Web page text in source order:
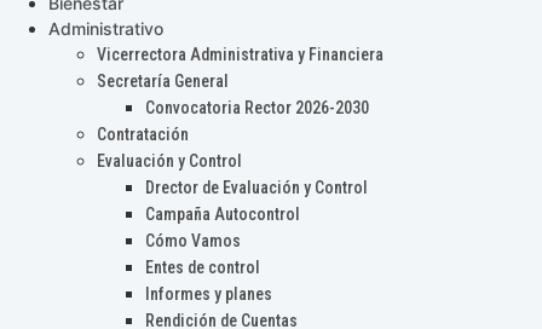
Administrativo
Vicerrectora Administrativa y Financiera
Secretaría General
Convocatoria Rector 2026-2030
Contratación
Evaluación y Control
Drector de Evaluación y Control
Campaña Autocontrol
Cómo Vamos
Entes de control
Informes y planes
Rendición de Cuentas